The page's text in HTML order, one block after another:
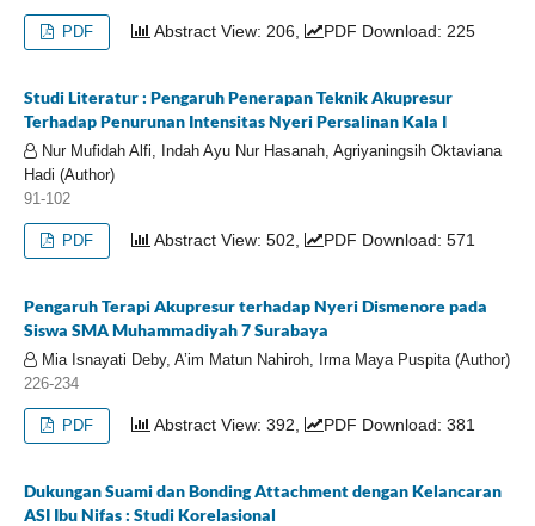
PDF Abstract View: 206, PDF Download: 225
Studi Literatur : Pengaruh Penerapan Teknik Akupresur
Terhadap Penurunan Intensitas Nyeri Persalinan Kala I
Nur Mufidah Alfi, Indah Ayu Nur Hasanah, Agriyaningsih Oktaviana
Hadi (Author)
91-102
PDF Abstract View: 502, PDF Download: 571
Pengaruh Terapi Akupresur terhadap Nyeri Dismenore pada
Siswa SMA Muhammadiyah 7 Surabaya
Mia Isnayati Deby, A’im Matun Nahiroh, Irma Maya Puspita (Author)
226-234
PDF Abstract View: 392, PDF Download: 381
Dukungan Suami dan Bonding Attachment dengan Kelancaran
ASI Ibu Nifas : Studi Korelasional